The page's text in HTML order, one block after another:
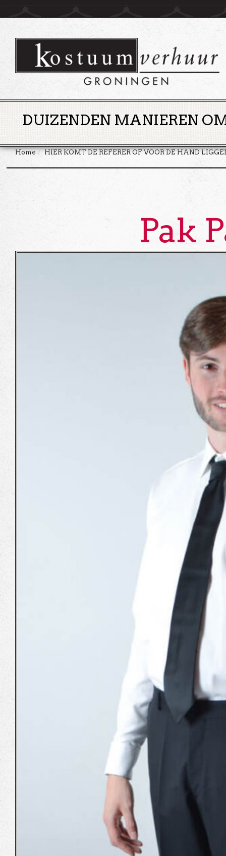
DUIZENDEN MANIEREN
Home HIER KOMT DE REFERER OF VOOR DE HAND
Pak